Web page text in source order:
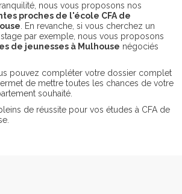
nous vous proposons nos
proches de l'école CFA de
. En revanche, si vous cherchez un
par exemple, nous vous proposons
de jeunesses à Mulhouse négociés
pouvez compléter votre dossier complet
de mettre toutes les chances de votre
souhaité.
de réussite pour vos études à CFA de